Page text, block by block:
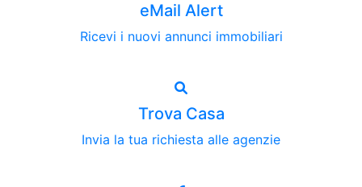
eMail Alert
Ricevi i nuovi annunci immobiliari
Trova Casa
Invia la tua richiesta alle agenzie